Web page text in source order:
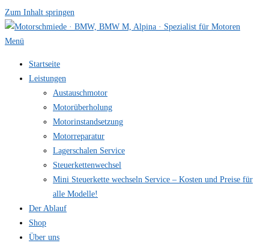
Zum Inhalt springen
Menü
Startseite
Leistungen
Austauschmotor
Motorüberholung
Motorinstandsetzung
Motorreparatur
Lagerschalen Service
Steuerkettenwechsel
Mini Steuer­kette wechseln Service – Kosten und Preise für
alle Modelle!
Der Ablauf
Shop
Über uns